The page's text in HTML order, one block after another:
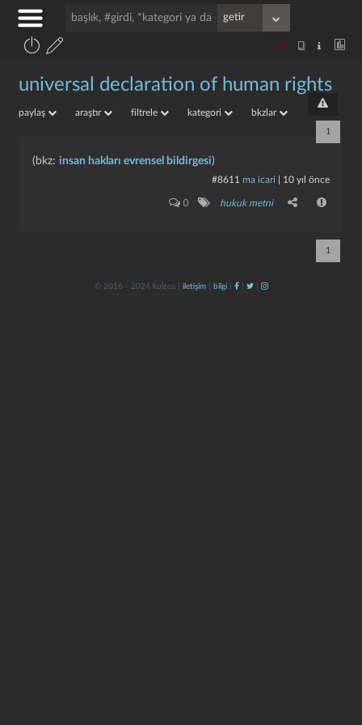
universal declaration of human rights
paylaş araştır filtrele kategori bkzlar
1
(bkz: insan hakları evrensel bildirgesi)
#8611 ma icari 10 yıl önce
0 hukuk metni
1
© 2016 - 2024 kulzos | iletişim| bilgi| | |